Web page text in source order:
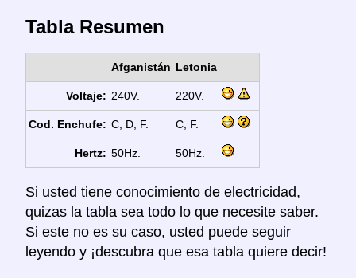
Tabla Resumen
Afganistán Letonia
Voltaje: 240V. 220V.
Cod. Enchufe: C, D, F. C, F.
Hertz: 50Hz. 50Hz.
Si usted tiene conocimiento de electricidad,
quizas la tabla sea todo lo que necesite saber.
Si este no es su caso, usted puede seguir
leyendo y ¡descubra que esa tabla quiere decir!